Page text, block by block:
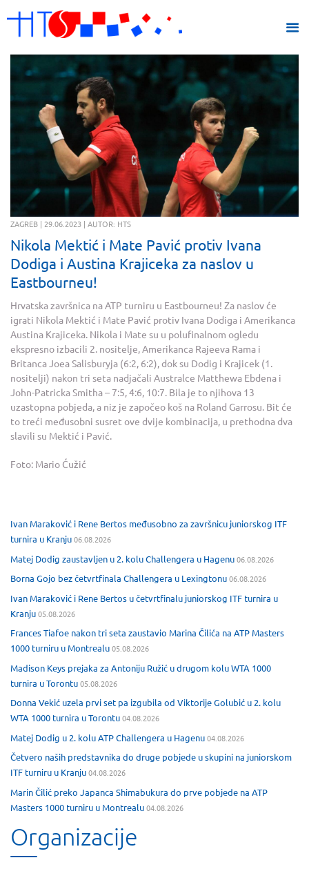
ZAGREB | 29.06.2023 | AUTOR: HTS
Nikola Mektić i Mate Pavić protiv Ivana
Dodiga i Austina Krajiceka za naslov u
Eastbourneu!
Hrvatska završnica na ATP turniru u Eastbourneu! Za naslov će
igrati Nikola Mektić i Mate Pavić protiv Ivana Dodiga i Amerikanca
Austina Krajiceka. Nikola i Mate su u polufinalnom ogledu
ekspresno izbacili 2. nositelje, Amerikanca Rajeeva Rama i
Britanca Joea Salisburyja (6:2, 6:2), dok su Dodig i Krajicek (1.
nositelji) nakon tri seta nadjačali Australce Matthewa Ebdena i
John-Patricka Smitha – 7:5, 4:6, 10:7. Bila je to njihova 13
uzastopna pobjeda, a niz je započeo koš na Roland Garrosu. Bit će
to treći međusobni susret ove dvije kombinacija, u prethodna dva
slavili su Mektić i Pavić.
Foto: Mario Ćužić
Ivan Maraković i Rene Bertos međusobno za završnicu juniorskog ITF
turnira u Kranju06.08.2026
Matej Dodig zaustavljen u 2. kolu Challengera u Hagenu06.08.2026
Borna Gojo bez četvrtfinala Challengera u Lexingtonu06.08.2026
Ivan Maraković i Rene Bertos u četvrtfinalu juniorskog ITF turnira u
Kranju05.08.2026
Frances Tiafoe nakon tri seta zaustavio Marina Čilića na ATP Masters
1000 turniru u Montrealu05.08.2026
Madison Keys prejaka za Antoniju Ružić u drugom kolu WTA 1000
turnira u Torontu05.08.2026
Donna Vekić uzela prvi set pa izgubila od Viktorije Golubić u 2. kolu
WTA 1000 turnira u Torontu04.08.2026
Matej Dodig u 2. kolu ATP Challengera u Hagenu04.08.2026
Četvero naših predstavnika do druge pobjede u skupini na juniorskom
ITF turniru u Kranju04.08.2026
Marin Čilić preko Japanca Shimabukura do prve pobjede na ATP
Masters 1000 turniru u Montrealu04.08.2026
Organizacije